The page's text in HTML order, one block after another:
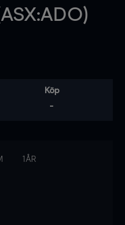
Köp
-
1ÅR